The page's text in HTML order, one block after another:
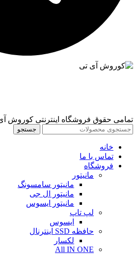
تمامی حقوق فروشگاه اینترنتی کوروش
جستجو
خانه
تماس با ما
فروشگاه
مانیتور
مانیتور سامسونگ
مانیتور ال جی
مانیتور ایسوس
لپ تاپ
ایسوس
حافظه SSD اینترنال
لکسار
All IN ONE